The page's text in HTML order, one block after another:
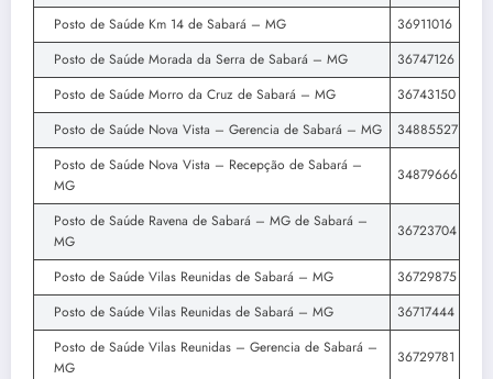
Posto de Saúde Km 14 de Sabará – MG
36911016
Posto de Saúde Morada da Serra de Sabará – MG
36747126
Posto de Saúde Morro da Cruz de Sabará – MG
36743150
Posto de Saúde Nova Vista – Gerencia de Sabará – MG
34885527
Posto de Saúde Nova Vista – Recepção de Sabará –
MG
34879666
Posto de Saúde Ravena de Sabará – MG de Sabará –
MG
36723704
Posto de Saúde Vilas Reunidas de Sabará – MG
36729875
Posto de Saúde Vilas Reunidas de Sabará – MG
36717444
Posto de Saúde Vilas Reunidas – Gerencia de Sabará –
MG
36729781